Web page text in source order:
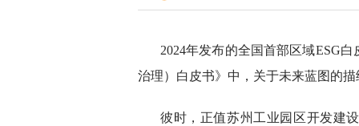
2024年发布的全国首部区域ESG
治理）白皮书》中，关于未来蓝图的
彼时，正值苏州工业园区开发建